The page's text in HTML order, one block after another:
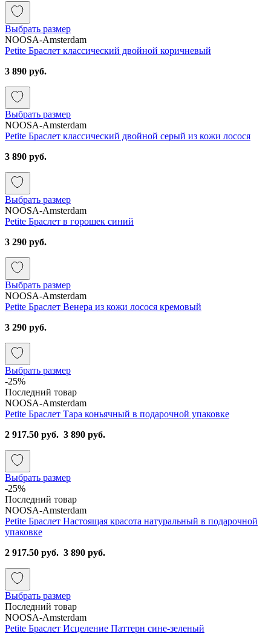
Выбрать размер
NOOSA-Amsterdam
Petite Браслет классический двойной коричневый
3 890 руб.
Выбрать размер
NOOSA-Amsterdam
Petite Браслет классический двойной серый из кожи лосося
3 890 руб.
Выбрать размер
NOOSA-Amsterdam
Petite Браслет в горошек синий
3 290 руб.
Выбрать размер
NOOSA-Amsterdam
Petite Браслет Венера из кожи лосося кремовый
3 290 руб.
Выбрать размер
-25%
Последний товар
NOOSA-Amsterdam
Petite Браслет Тара коньячный в подарочной упаковке
2 917.50 руб. 3 890 руб.
Выбрать размер
-25%
Последний товар
NOOSA-Amsterdam
Petite Браслет Настоящая красота натуральный в подарочной
упаковке
2 917.50 руб. 3 890 руб.
Выбрать размер
Последний товар
NOOSA-Amsterdam
Petite Браслет Исцеление Паттерн сине-зеленый